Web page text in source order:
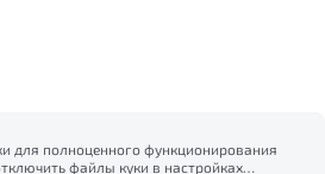
для полноценного функционирования
файлы куки в настройках